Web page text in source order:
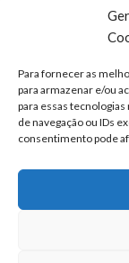
Para fornecer as
para armazenar e/ou
para essas
de navegação ou IDs
consentimento pode